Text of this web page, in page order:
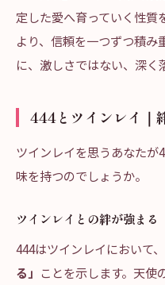
定した愛へ育っていく性質
より、信頼を一つずつ積
に、激しさではない、深く
444とツインレイ｜
ツインレイを思うあなたが
味を持つのでしょうか。
ツインレイとの絆が強まる
444はツインレイにおいて、
る」 ことを示します。天使